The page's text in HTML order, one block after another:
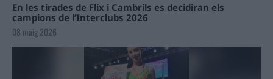
En les tirades de Flix i Cambrils es decidiran els
campions de l’Interclubs 2026
08 maig 2026